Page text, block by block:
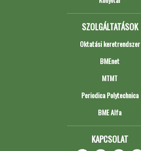
SZOLGÁLTATÁSOK
Oktatási keretrendszer
BMEnet
MTMT
Periodica Polytechnica
BME Alfa
KAPCSOLAT